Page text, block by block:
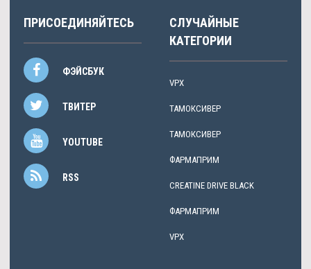
ПРИСОЕДИНЯЙТЕСЬ
ФЭЙСБУК
ТВИТЕР
YOUTUBE
RSS
СЛУЧАЙНЫЕ
КАТЕГОРИИ
VPX
ТАМОКСИВЕР
ТАМОКСИВЕР
ФАРМАПРИМ
CREATINE DRIVE BLACK
ФАРМАПРИМ
VPX